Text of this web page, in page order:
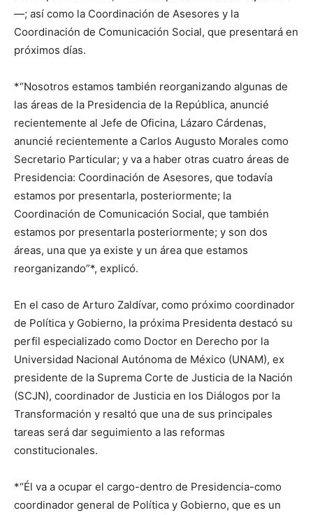
—; así como la Coordinación de Asesores y la
Coordinación de Comunicación Social, que presentará en
próximos días.
*“Nosotros estamos también reorganizando algunas de
las áreas de la Presidencia de la República, anuncié
recientemente al Jefe de Oficina, Lázaro Cárdenas,
anuncié recientemente a Carlos Augusto Morales como
Secretario Particular; y va a haber otras cuatro áreas de
Presidencia: Coordinación de Asesores, que todavía
estamos por presentarla, posteriormente; la
Coordinación de Comunicación Social, que también
estamos por presentarla posteriormente; y son dos
áreas, una que ya existe y un área que estamos
reorganizando”*, explicó.
En el caso de Arturo Zaldívar, como próximo coordinador
de Política y Gobierno, la próxima Presidenta destacó su
perfil especializado como Doctor en Derecho por la
Universidad Nacional Autónoma de México (UNAM), ex
presidente de la Suprema Corte de Justicia de la Nación
(SCJN), coordinador de Justicia en los Diálogos por la
Transformación y resaltó que una de sus principales
tareas será dar seguimiento a las reformas
constitucionales.
*“Él va a ocupar el cargo-dentro de Presidencia-como
coordinador general de Política y Gobierno, que es un